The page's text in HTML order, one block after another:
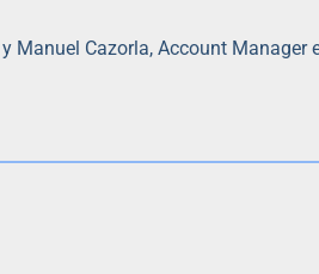
Manuel Cazorla, Account Manager